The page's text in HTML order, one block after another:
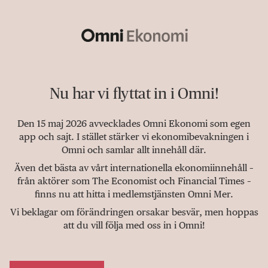
Nu har vi flyttat in i Omni!
Den 15 maj 2026 avvecklades Omni Ekonomi som egen
app och sajt. I stället stärker vi ekonomibevakningen i
Omni och samlar allt innehåll där.
Även det bästa av vårt internationella ekonomiinnehåll –
från aktörer som The Economist och Financial Times –
finns nu att hitta i medlemstjänsten Omni Mer.
Vi beklagar om förändringen orsakar besvär, men hoppas
att du vill följa med oss in i Omni!